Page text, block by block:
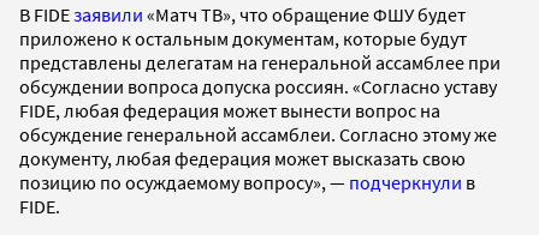
В FIDEзаявили «Матч ТВ», что обращение ФШУ будет
приложено к остальным документам, которые будут
представлены делегатам на генеральной ассамблее при
обсуждении вопроса допуска россиян. «Согласно уставу
FIDE, любая федерация может вынести вопрос на
обсуждение генеральной ассамблеи. Согласно этому же
документу, любая федерация может высказать свою
позицию по осуждаемому вопросу», — подчеркнули в
FIDE.